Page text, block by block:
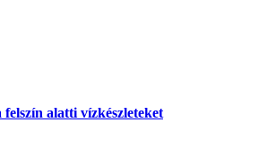
felszín alatti vízkészleteket